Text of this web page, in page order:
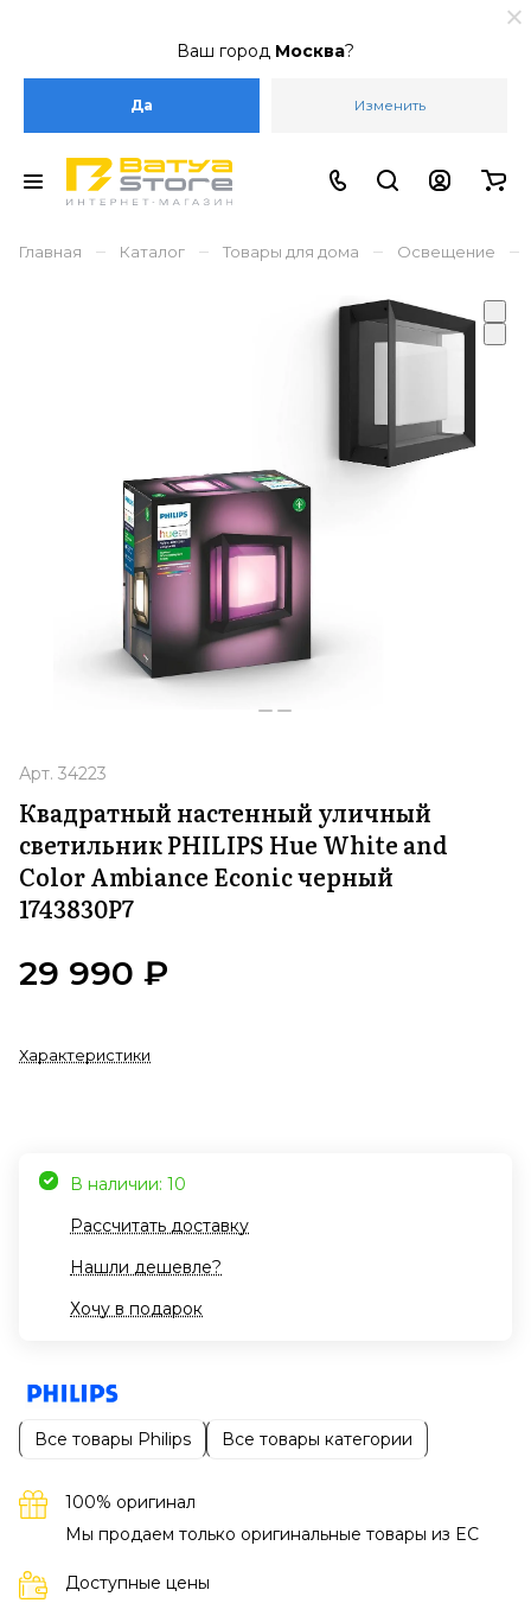
Ваш город Москва?
Да Изменить
Главная – Каталог – Товары для дома – Освещение –
Арт. 34223
Квадратный настенный уличный
светильник PHILIPS Hue White and
Color Ambiance Econic черный
1743830P7
29 990 ₽
Характеристики
В наличии: 10
Рассчитать доставку
Нашли дешевле?
Хочу в подарок
Все товары Philips Все товары категории
100% оригинал
Мы продаем только оригинальные товары из EC
Доступные цены